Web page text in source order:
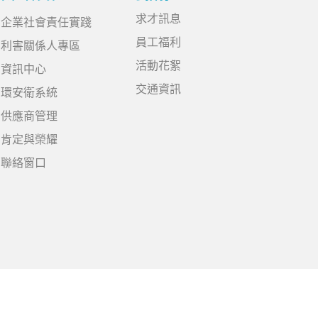
企業社會責任實踐
利害關係人專區
資訊中心
環安衛系統
供應商管理
肯定與榮耀
聯絡窗口
求才訊息
員工福利
活動花絮
交通資訊